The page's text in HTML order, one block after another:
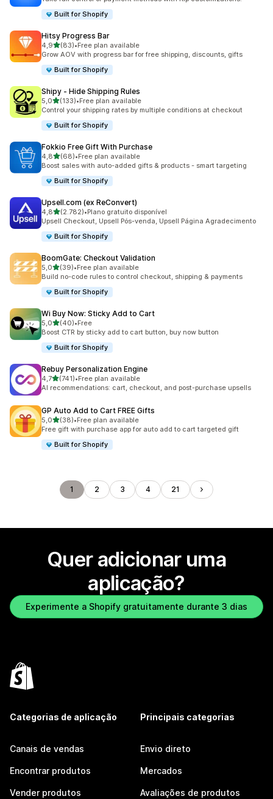
Built for Shopify
Hitsy Progress Bar
4,9de 5 estrelas
(83)
83 total de avaliações
•Free plan available
Grow AOV with progress bar for free shipping, discounts, gifts
Built for Shopify
Shipy ‑ Hide Shipping Rules
5,0de 5 estrelas
(133)
133 total de avaliações
•Free plan available
Control your shipping rates by multiple conditions at checkout
Built for Shopify
Fokkio Free Gift With Purchase
4,8de 5 estrelas
(68)
68 total de avaliações
•Free plan available
Boost sales with auto-added gifts & products - smart targeting
Built for Shopify
Upsell.com (ex ReConvert)
4,8de 5 estrelas
(2.782)
2782 total de avaliações
•Plano gratuito disponível
Upsell Checkout, Upsell Pós-venda, Upsell Página Agradecimento
Built for Shopify
BoomGate: Checkout Validation
5,0de 5 estrelas
(39)
39 total de avaliações
•Free plan available
Build no-code rules to control checkout, shipping & payments
Built for Shopify
Wi Buy Now: Sticky Add to Cart
5,0de 5 estrelas
(40)
40 total de avaliações
•Free
Boost CTR by sticky add to cart button, buy now button
Built for Shopify
Rebuy Personalization Engine
4,7de 5 estrelas
(741)
741 total de avaliações
•Free plan available
AI recommendations: cart, checkout, and post-purchase upsells
GP Auto Add to Cart FREE Gifts
5,0de 5 estrelas
(38)
38 total de avaliações
•Free plan available
Free gift with purchase app for auto add to cart targeted gift
Built for Shopify
1 2 3 4 21
Quer adicionar uma
aplicação?
Experimente a Shopify gratuitamente durante 3 dias
Categorias de aplicação
Canais de vendas
Encontrar produtos
Vender produtos
Principais categorias
Envio direto
Mercados
Avaliações de produtos